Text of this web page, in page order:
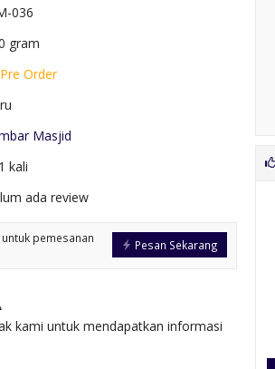
036
gram
Pre Order
Masjid
kali
ada review
Pesan Sekarang
pemesanan
kami untuk mendapatkan informasi
*Harga Hubungi CS
Pre Order